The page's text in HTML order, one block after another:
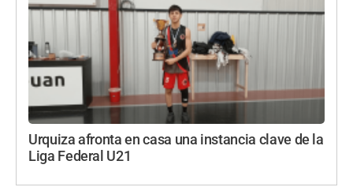
Urquiza afronta en casa una instancia clave de la
Liga Federal U21